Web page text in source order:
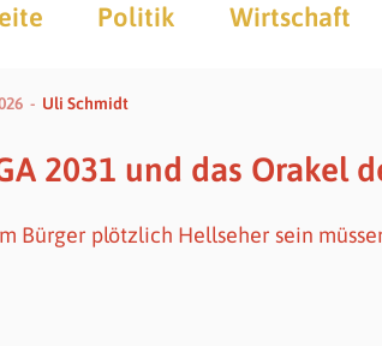
Politik Wirtschaft
Uli Schmidt
2031 und das Orakel
Bürger plötzlich Hellseher sein